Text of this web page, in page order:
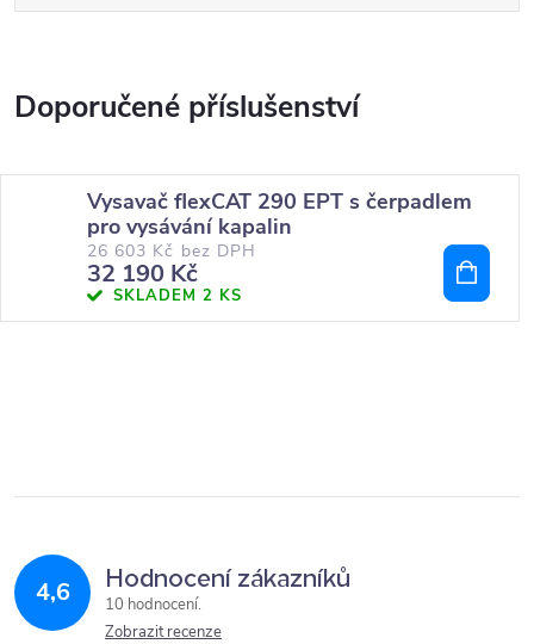
Vysavač flexCAT 290 EPT s čerpadlem
pro vysávání kapalin
26 603 Kč bez DPH
32 190 Kč
SKLADEM 2 KS
4,6 Hodnocení zákazníků
10 hodnocení
Zobrazit recenze